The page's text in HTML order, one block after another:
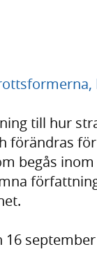
till hur
förändras
begås
september